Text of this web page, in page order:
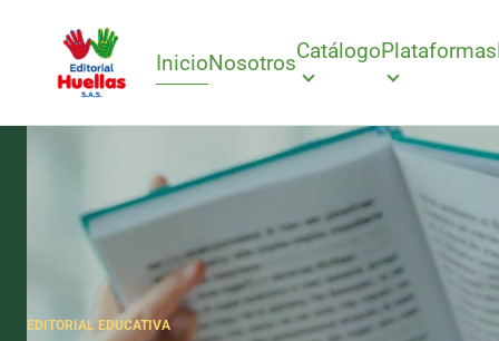
InicioNosotrosCatálogoPlataformas
EDITORIAL EDUCATIVA